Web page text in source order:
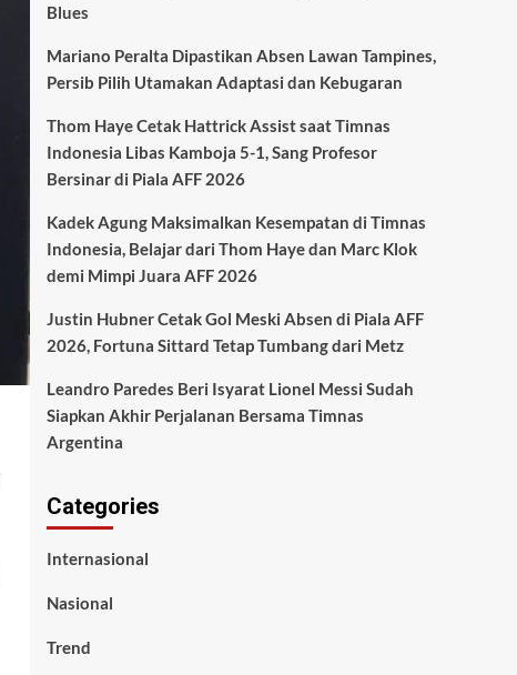
Blues
Mariano Peralta Dipastikan Absen Lawan Tampines,
Persib Pilih Utamakan Adaptasi dan Kebugaran
Thom Haye Cetak Hattrick Assist saat Timnas
Indonesia Libas Kamboja 5-1, Sang Profesor
Bersinar di Piala AFF 2026
Kadek Agung Maksimalkan Kesempatan di Timnas
Indonesia, Belajar dari Thom Haye dan Marc Klok
demi Mimpi Juara AFF 2026
Justin Hubner Cetak Gol Meski Absen di Piala AFF
2026, Fortuna Sittard Tetap Tumbang dari Metz
Leandro Paredes Beri Isyarat Lionel Messi Sudah
Siapkan Akhir Perjalanan Bersama Timnas
Argentina
Categories
Internasional
Nasional
Trend